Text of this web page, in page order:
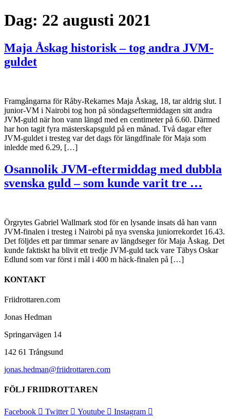
Dag: 22 augusti 2021
Maja Åskag historisk – tog andra JVM-
guldet
Framgångarna för Råby-Rekarnes Maja Åskag, 18, tar aldrig slut. I
junior-VM i Nairobi tog hon på söndagseftermiddagen sitt andra
JVM-guld när hon vann längd med en centimeter på 6.60. Därmed
har hon tagit fyra mästerskapsguld på en månad. Två dagar efter
JVM-guldet i tresteg var det dags för längdfinale för Maja som
inledde med 6.29, […]
Osannolik JVM-eftermiddag med dubbla
svenska guld – som kunde varit tre …
Örgrytes Gabriel Wallmark stod för en lysande insats då han vann
JVM-finalen i tresteg i Nairobi på nya svenska juniorrekordet 16.43.
Det följdes ett par timmar senare av längdseger för Maja Åskag. Det
kunde faktiskt ha blivit ett tredje JVM-guld tack vare Täbys Oskar
Edlund som var först i mål i 400 m häck-finalen på […]
KONTAKT
Friidrottaren.com
Jonas Hedman
Springarvägen 14
142 61 Trångsund
jonas.hedman@friidrottaren.com
FÖLJ FRIIDROTTAREN
Facebook Twitter Youtube Instagram